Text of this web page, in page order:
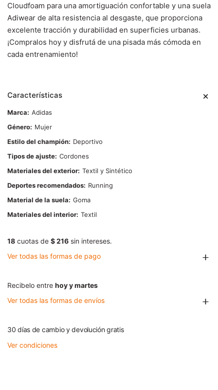
Cloudfoam para una amortiguación confortable y una suela
Adiwear de alta resistencia al desgaste, que proporciona
excelente tracción y durabilidad en superficies urbanas.
¡Compralos hoy y disfrutá de una pisada más cómoda en
cada entrenamiento!
Características
Marca
Adidas
Género
Mujer
Estilo del champión
Deportivo
Tipos de ajuste Cordones
Materiales del exterior Textil y Sintético
Deportes recomendados
Running
Material de la suela
Goma
Materiales del interior Textil
18 cuotas de $ 216 sin intereses.
Ver todas las formas de pago
Recibelo entre hoy y martes
Ver todas las formas de envíos
30 días de cambio y devolución gratis
Ver condiciones